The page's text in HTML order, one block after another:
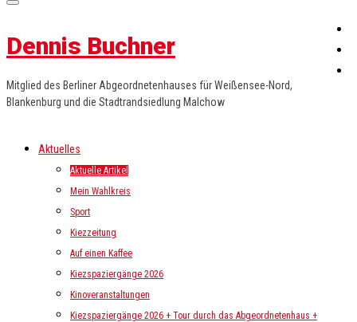
Dennis Buchner
Mitglied des Berliner Abgeordnetenhauses für Weißensee-Nord,
Blankenburg und die Stadtrandsiedlung Malchow
Aktuelles
Aktuelle Artikel
Mein Wahlkreis
Sport
Kiezzeitung
Auf einen Kaffee
Kiezspaziergänge 2026
Kinoveranstaltungen
Kiezspaziergänge 2026 + Tour durch das Abgeordnetenhaus +